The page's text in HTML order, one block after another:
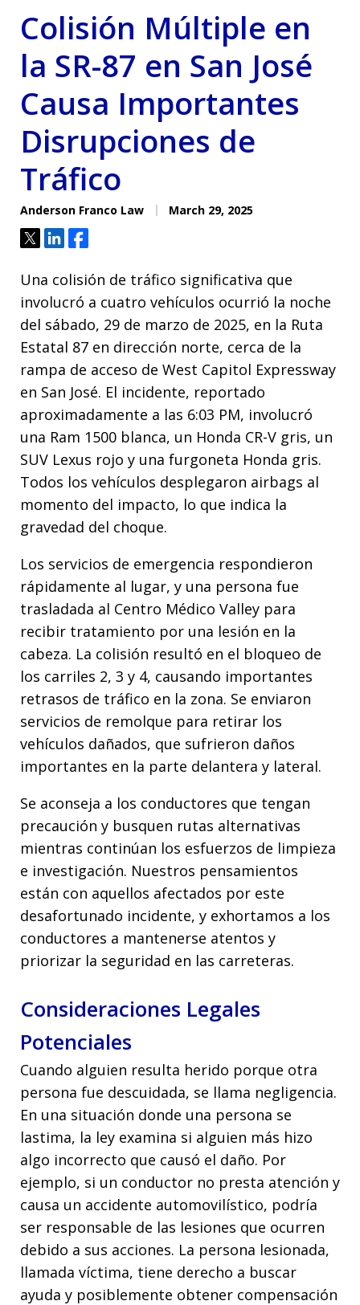
Colisión Múltiple en
la SR-87 en San José
Causa Importantes
Disrupciones de
Tráfico
Anderson Franco Law March 29, 2025
TweetShareShare
Una colisión de tráfico significativa que
involucró a cuatro vehículos ocurrió la noche
del sábado, 29 de marzo de 2025, en la Ruta
Estatal 87 en dirección norte, cerca de la
rampa de acceso de West Capitol Expressway
en San José. El incidente, reportado
aproximadamente a las 6:03 PM, involucró
una Ram 1500 blanca, un Honda CR-V gris, un
SUV Lexus rojo y una furgoneta Honda gris.
Todos los vehículos desplegaron airbags al
momento del impacto, lo que indica la
gravedad del choque.
Los servicios de emergencia respondieron
rápidamente al lugar, y una persona fue
trasladada al Centro Médico Valley para
recibir tratamiento por una lesión en la
cabeza. La colisión resultó en el bloqueo de
los carriles 2, 3 y 4, causando importantes
retrasos de tráfico en la zona. Se enviaron
servicios de remolque para retirar los
vehículos dañados, que sufrieron daños
importantes en la parte delantera y lateral.
Se aconseja a los conductores que tengan
precaución y busquen rutas alternativas
mientras continúan los esfuerzos de limpieza
e investigación. Nuestros pensamientos
están con aquellos afectados por este
desafortunado incidente, y exhortamos a los
conductores a mantenerse atentos y
priorizar la seguridad en las carreteras.
Consideraciones Legales
Potenciales
Cuando alguien resulta herido porque otra
persona fue descuidada, se llama negligencia.
En una situación donde una persona se
lastima, la ley examina si alguien más hizo
algo incorrecto que causó el daño. Por
ejemplo, si un conductor no presta atención y
causa un accidente automovilístico, podría
ser responsable de las lesiones que ocurren
debido a sus acciones. La persona lesionada,
llamada víctima, tiene derecho a buscar
ayuda y posiblemente obtener compensación